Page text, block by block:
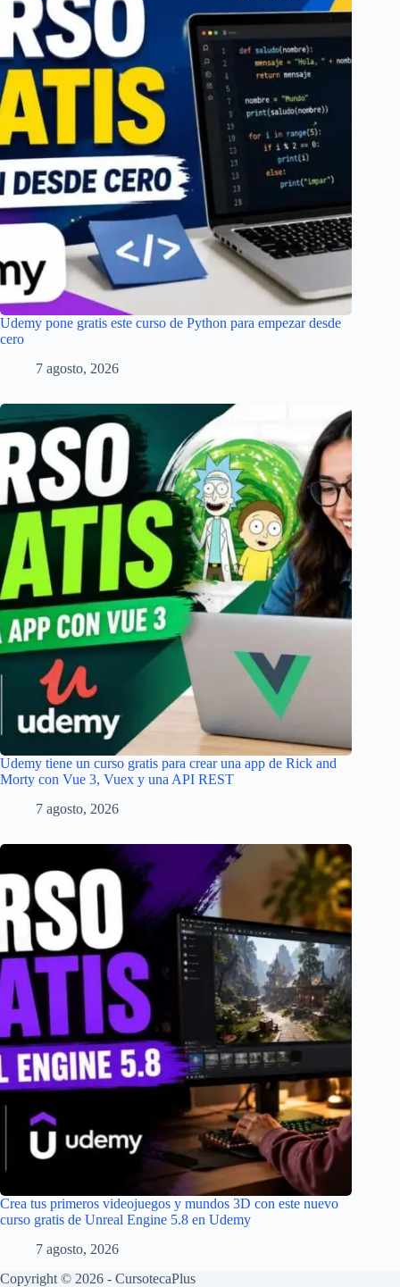
Udemy pone gratis este curso de Python para empezar desde
cero
7 agosto, 2026
Udemy tiene un curso gratis para crear una app de Rick and
Morty con Vue 3, Vuex y una API REST
7 agosto, 2026
Crea tus primeros videojuegos y mundos 3D con este nuevo
curso gratis de Unreal Engine 5.8 en Udemy
7 agosto, 2026
Copyright © 2026 - CursotecaPlus